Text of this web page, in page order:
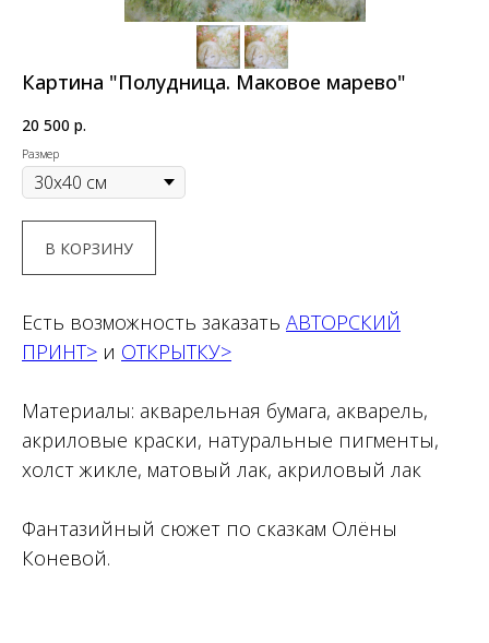
Картина "Полудница. Маковое марево"
20 500 р.
Размер
В КОРЗИНУ
Есть возможность заказать АВТОРСКИЙ
ПРИНТ> и ОТКРЫТКУ>
Материалы: акварельная бумага, акварель,
акриловые краски, натуральные пигменты,
холст жикле, матовый лак, акриловый лак
Фантазийный сюжет по сказкам Олёны
Коневой.